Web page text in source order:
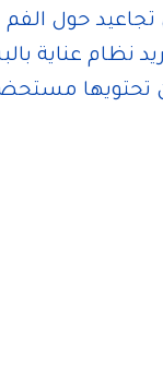
من تجاعيد حول
نظام عناية
تحتويها